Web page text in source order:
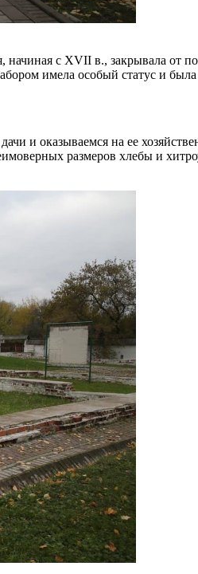
с XVII в., закрывала от
имела особый статус и
и оказываемся на ее
размеров хлебы и